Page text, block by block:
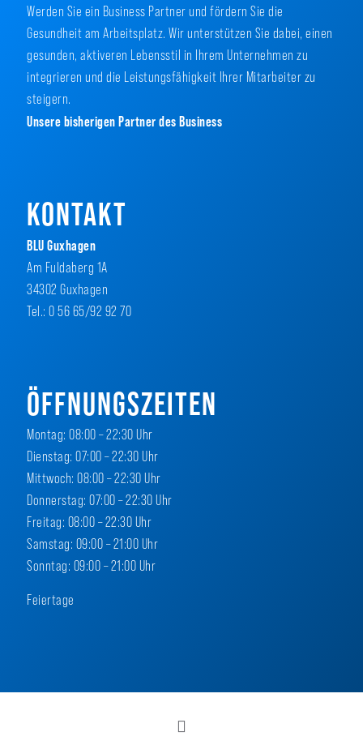
Werden Sie ein Business Partner und fördern Sie die
Gesundheit am Arbeitsplatz. Wir unterstützen Sie dabei, einen
gesunden, aktiveren Lebensstil in Ihrem Unternehmen zu
integrieren und die Leistungsfähigkeit Ihrer Mitarbeiter zu
steigern.
Unsere bisherigen Partner des Business
KONTAKT
BLU Guxhagen
Am Fuldaberg 1A
34302 Guxhagen
Tel.: 0 56 65/92 92 70
ÖFFNUNGSZEITEN
Montag: 08:00 – 22:30 Uhr
Dienstag: 07:00 – 22:30 Uhr
Mittwoch: 08:00 – 22:30 Uhr
Donnerstag: 07:00 – 22:30 Uhr
Freitag: 08:00 – 22:30 Uhr
Samstag: 09:00 – 21:00 Uhr
Sonntag: 09:00 – 21:00 Uhr
Feiertage